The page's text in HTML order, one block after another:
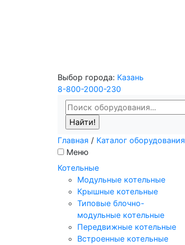
Выбор города: Казань
8-800-2000-230
Главная / Каталог оборудования
Меню
Котельные
Модульные котельные
Крышные котельные
Типовые блочно-
модульные котельные
Передвижные котельные
Встроенные котельные